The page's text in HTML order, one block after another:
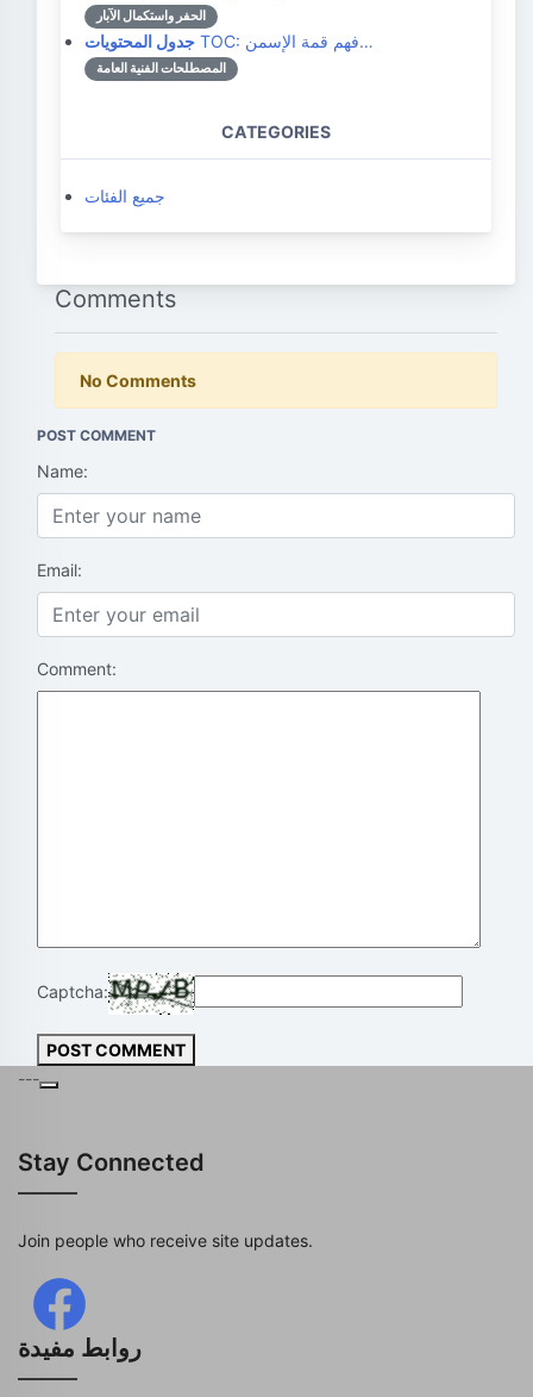
الحفر واستكمال الآبار
جدول المحتويات TOC: فهم قمة الإسمن…
المصطلحات الفنية العامة
CATEGORIES
جميع الفئات
Comments
No Comments
POST COMMENT
Name:
Email:
Comment:
Captcha:
POST COMMENT
---
Stay Connected
Join people who receive site updates.
روابط مفيدة